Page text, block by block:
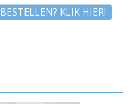
BESTELLEN? KLIK HIER!